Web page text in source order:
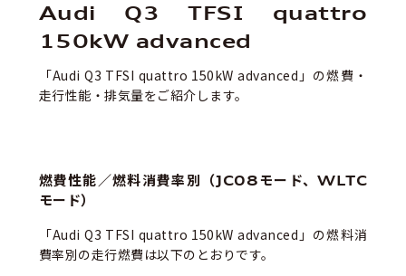
Audi Q3 TFSI quattro
150kW advanced
「Audi Q3 TFSI quattro 150kW advanced」の燃費・
走行性能・排気量をご紹介します。
燃費性能／燃料消費率別（JC08モード、WLTC
モード）
「Audi Q3 TFSI quattro 150kW advanced 」の燃料消
費率別の走行燃費は以下のとおりです。